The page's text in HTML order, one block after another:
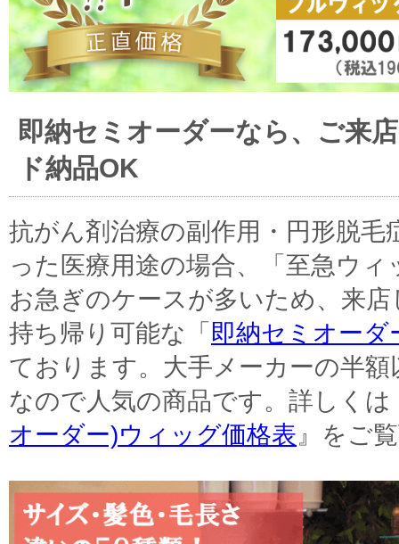
即納セミオーダーなら、ご来
ド納品OK
抗がん剤治療の副作用・円形脱毛
った医療用途の場合、「至急ウィ
お急ぎのケースが多いため、来
持ち帰り可能な「 即納セミオーダ
ております。大手メーカーの半額
なので人気の商品です。詳しくは
オーダー)ウィッグ価格表 』をご